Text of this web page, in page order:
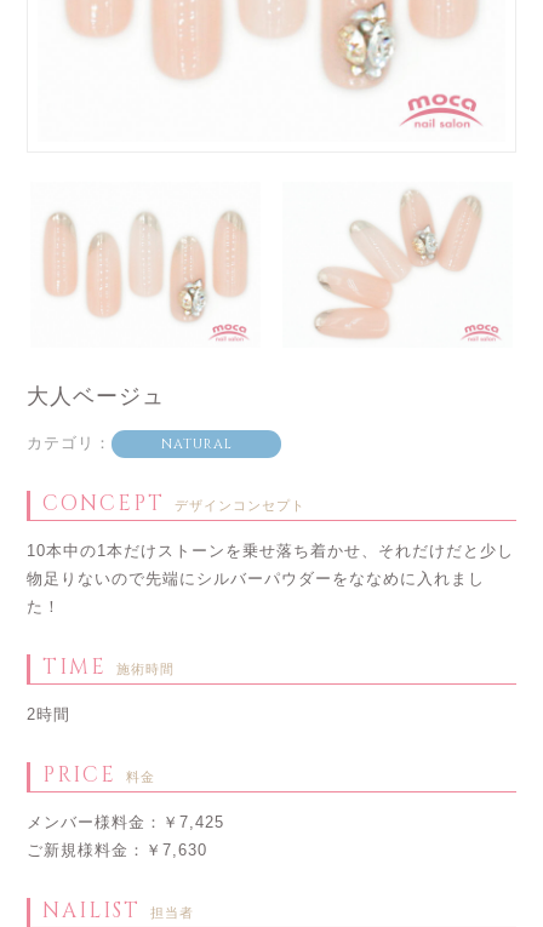
大人ベージュ
カテゴリ： NATURAL
CONCEPT デザインコンセプト
10本中の1本だけストーンを乗せ落ち着かせ、それだけだと少し
物足りないので先端にシルバーパウダーをななめに入れまし
た！
TIME 施術時間
2時間
PRICE 料金
メンバー様料金：￥7,425
ご新規様料金：￥7,630
NAILIST 担当者